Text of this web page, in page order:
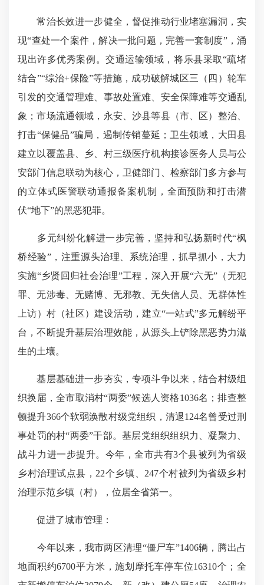
常治长效进一步健全，督促推动行业堵塞漏洞，实
现“查处一个案件，解决一批问题，完善一套制度”，涌
现出许多优秀案例。交通运输领域，将乐县采取“疏堵
结合”“综治+保险”等措施，成功破解城区三（四）轮车
引发的交通管理难、事故处置难、安全保障难等交通乱
象；市场流通领域，永安、沙县等县（市、区）整治、
打击“保健品”骗局，遏制传销蔓延；卫生领域，大田县
建立以覆盖县、乡、村三级医疗机构接诊医务人员与公
安部门信息联动为核心，卫健部门、检察部门多方参与
的立体式医警联动通报备案机制，全面预防和打击潜
伏“地下”的黑恶犯罪。
多元纠纷化解进一步完善，坚持和弘扬新时代“枫
桥经验”，注重源头治理、系统治理，抓早抓小，大力
实施“乡贤回归社会治理”工程，深入开展“六无”（无犯
罪、无涉毒、无赌博、无邪教、无失信人员、无群体性
上访）村（社区）建设活动，建立“一站式”多元解纷平
台，不断提升基层治理效能，从源头上铲除黑恶势力滋
生的土壤。
基层基础进一步夯实，专项斗争以来，结合村级组
织换届，全市取消村“两委”候选人资格1036名；排查整
顿提升366个软弱涣散村级党组织，清退124名曾受过刑
事处罚的村“两委”干部。基层党组织组织力、凝聚力、
战斗力进一步提升。今年，全市共有3个县被列为省级
乡村治理试点县，22个乡镇、247个村被列为省级乡村
治理示范乡镇（村），位居全省第一。
促进了城市管理：
今年以来，我市两区清理“僵尸车”1406辆，腾出占
地面积约6700平方米，施划摩托车停车位16310个；全